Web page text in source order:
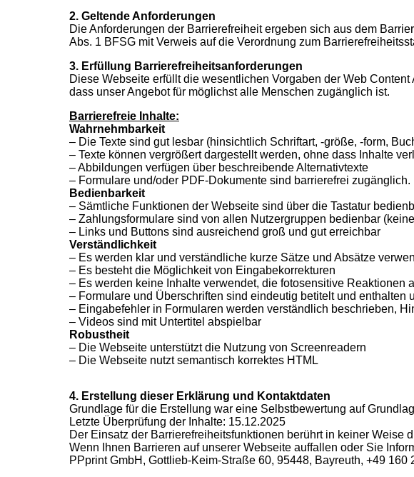
2. Geltende Anforderungen
Die Anforderungen der Barrierefreiheit ergeben sich aus dem
Abs. 1 BFSG mit Verweis auf die Verordnung zum
3. Erfüllung Barrierefreiheitsanforderungen
Diese Webseite erfüllt die wesentlichen Vorgaben der Web
dass unser Angebot für möglichst alle Menschen zugänglich ist.
Barrierefreie Inhalte:
Wahrnehmbarkeit
– Die Texte sind gut lesbar (hinsichtlich Schriftart, -größe, -form,
– Texte können vergrößert dargestellt werden, ohne dass Inhalte
– Abbildungen verfügen über beschreibende Alternativtexte
– Formulare und/oder PDF-Dokumente sind barrierefrei zugänglich.
Bedienbarkeit
– Sämtliche Funktionen der Webseite sind über die Tastatur
– Zahlungsformulare sind von allen Nutzergruppen bedienbar
– Links und Buttons sind ausreichend groß und gut erreichbar
Verständlichkeit
– Es werden klar und verständliche kurze Sätze und Absätze
– Es besteht die Möglichkeit von Eingabekorrekturen
– Es werden keine Inhalte verwendet, die fotosensitive Reaktionen
– Formulare und Überschriften sind eindeutig betitelt und enthalten
– Eingabefehler in Formularen werden verständlich beschrieben,
– Videos sind mit Untertitel abspielbar
Robustheit
– Die Webseite unterstützt die Nutzung von Screenreadern
– Die Webseite nutzt semantisch korrektes HTML
4. Erstellung dieser Erklärung und Kontaktdaten
Grundlage für die Erstellung war eine Selbstbewertung auf
Letzte Überprüfung der Inhalte: 15.12.2025
Der Einsatz der Barrierefreiheitsfunktionen berührt in keiner Weise
Wenn Ihnen Barrieren auf unserer Webseite auffallen oder Sie
PPprint GmbH, Gottlieb-Keim-Straße 60, 95448, Bayreuth, +49 160